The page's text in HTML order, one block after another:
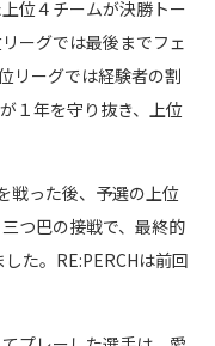
位４チームが決勝トー
ーグでは最後までフェ
リーグでは経験者の割
１年を守り抜き、上位
戦った後、予選の上位
つ巴の接戦で、最終的
た。RE:PERCHは前回